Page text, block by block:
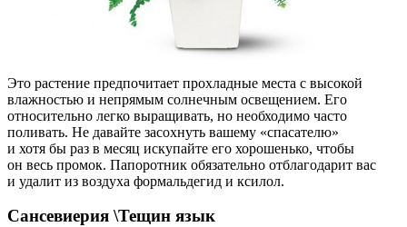
Это растение предпочитает прохладные места с высокой
влажностью и непрямым солнечным освещением. Его
относительно легко выращивать, но необходимо часто
поливать. Не давайте засохнуть вашему «спасателю»
и хотя бы раз в месяц искупайте его хорошенько, чтобы
он весь промок. Папоротник обязательно отблагодарит вас
и удалит из воздуха формальдегид и ксилол.
Сансевиерия \Тещин язык